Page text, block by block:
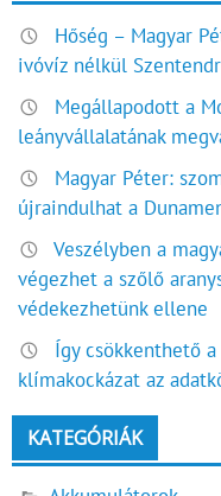
Hőség – Magyar
ivóvíz nélkül
Megállapodott a
leányvállalatának
Magyar Péter:
újraindulhat a
Veszélyben a
végezhet a szőlő
védekezhetünk ellene
Így csökkenthető
klímakockázat az
KATEGÓRIÁK